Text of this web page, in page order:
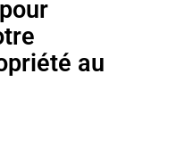
au